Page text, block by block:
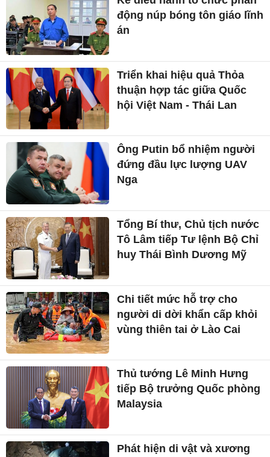
động núp bóng tôn giáo lĩnh
án
Triển khai hiệu quả Thỏa
thuận hợp tác giữa Quốc
hội Việt Nam - Thái Lan
Ông Putin bổ nhiệm người
đứng đầu lực lượng UAV
Nga
Tổng Bí thư, Chủ tịch nước
Tô Lâm tiếp Tư lệnh Bộ Chỉ
huy Thái Bình Dương Mỹ
Chi tiết mức hỗ trợ cho
người di dời khẩn cấp khỏi
vùng thiên tai ở Lào Cai
Thủ tướng Lê Minh Hưng
tiếp Bộ trưởng Quốc phòng
Malaysia
Phát hiện di vật và xương